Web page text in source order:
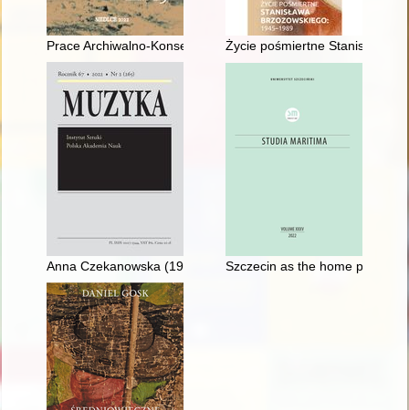
Prace Archiwalno-Konserwatorskie. Z. 23 (2022)
Życie pośmiertne Stanisława
Anna Czekanowska (1929-2021)Szczecin as the home port for